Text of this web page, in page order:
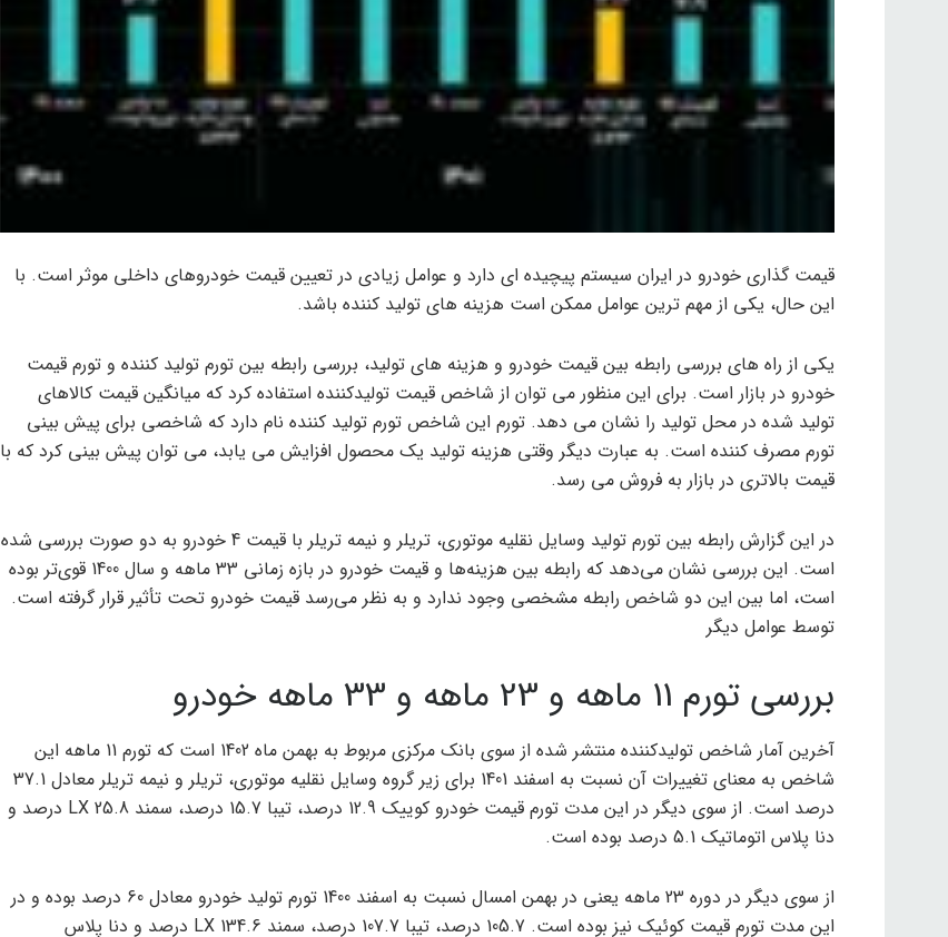
قیمت گذاری خودرو در ایران سیستم پیچیده ای دارد و عوامل زیادی در تعیین قیمت خودروهای داخلی موثر است. با
این حال، یکی از مهم ترین عوامل ممکن است هزینه های تولید کننده باشد.
یکی از راه های بررسی رابطه بین قیمت خودرو و هزینه های تولید، بررسی رابطه بین تورم تولید کننده و تورم قیمت
خودرو در بازار است. برای این منظور می توان از شاخص قیمت تولیدکننده استفاده کرد که میانگین قیمت کالاهای
تولید شده در محل تولید را نشان می دهد. تورم این شاخص تورم تولید کننده نام دارد که شاخصی برای پیش بینی
تورم مصرف کننده است. به عبارت دیگر وقتی هزینه تولید یک محصول افزایش می یابد، می توان پیش بینی کرد که با
قیمت بالاتری در بازار به فروش می رسد.
در این گزارش رابطه بین تورم تولید وسایل نقلیه موتوری، تریلر و نیمه تریلر با قیمت 4 خودرو به دو صورت بررسی شده
است. این بررسی نشان می‌دهد که رابطه بین هزینه‌ها و قیمت خودرو در بازه زمانی 33 ماهه و سال 1400 قوی‌تر بوده
است، اما بین این دو شاخص رابطه مشخصی وجود ندارد و به نظر می‌رسد قیمت خودرو تحت تأثیر قرار گرفته است.
توسط عوامل دیگر
بررسی تورم 11 ماهه و 23 ماهه و 33 ماهه خودرو
آخرین آمار شاخص تولیدکننده منتشر شده از سوی بانک مرکزی مربوط به بهمن ماه 1402 است که تورم 11 ماهه این
شاخص به معنای تغییرات آن نسبت به اسفند 1401 برای زیر گروه وسایل نقلیه موتوری، تریلر و نیمه تریلر معادل 37.1
درصد است. از سوی دیگر در این مدت تورم قیمت خودرو کوییک 12.9 درصد، تیبا 15.7 درصد، سمند LX 25.8 درصد و
دنا پلاس اتوماتیک 5.1 درصد بوده است.
از سوی دیگر در دوره 23 ماهه یعنی در بهمن امسال نسبت به اسفند 1400 تورم تولید خودرو معادل 60 درصد بوده و در
این مدت تورم قیمت کوئیک نیز بوده است. 105.7 درصد، تیبا 107.7 درصد، سمند LX 134.6 درصد و دنا پلاس